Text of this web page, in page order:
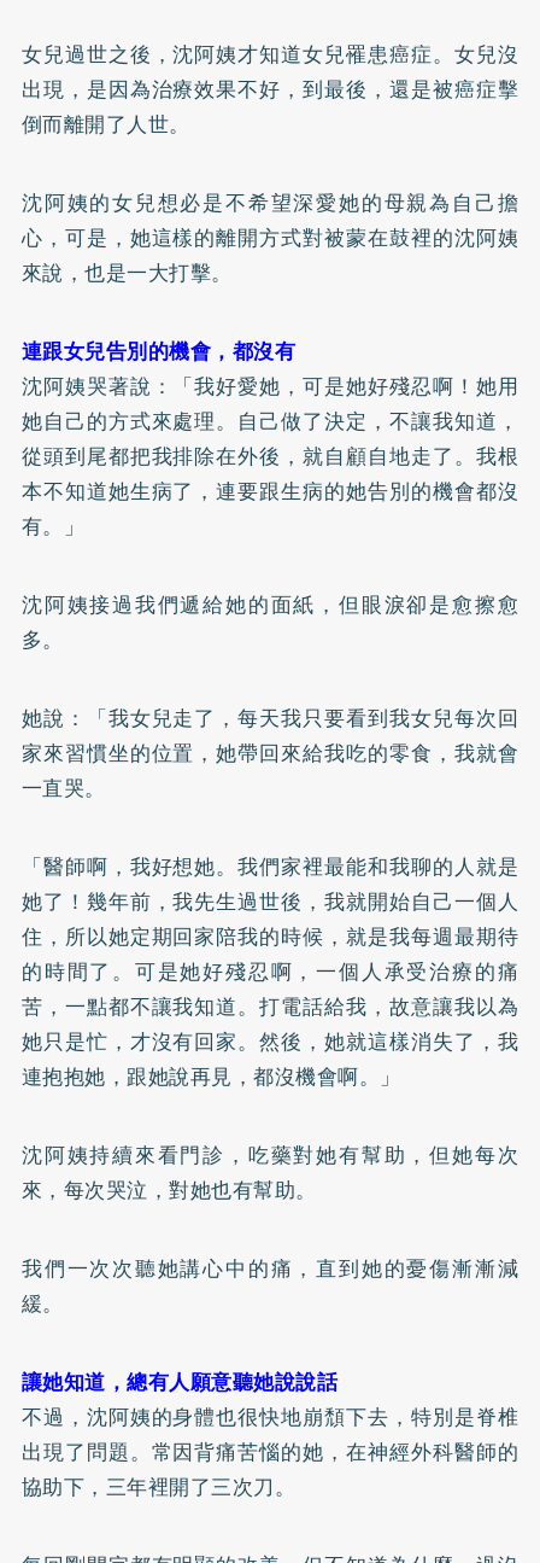
女兒過世之後，沈阿姨才知道女兒罹患癌症。女兒沒
出現，是因為治療效果不好，到最後，還是被癌症擊
倒而離開了人世。
沈阿姨的女兒想必是不希望深愛她的母親為自己擔
心，可是，她這樣的離開方式對被蒙在鼓裡的沈阿姨
來說，也是一大打擊。
連跟女兒告別的機會，都沒有
沈阿姨哭著說：「我好愛她，可是她好殘忍啊！她用
她自己的方式來處理。自己做了決定，不讓我知道，
從頭到尾都把我排除在外後，就自顧自地走了。我根
本不知道她生病了，連要跟生病的她告別的機會都沒
有。」
沈阿姨接過我們遞給她的面紙，但眼淚卻是愈擦愈
多。
她說：「我女兒走了，每天我只要看到我女兒每次回
家來習慣坐的位置，她帶回來給我吃的零食，我就會
一直哭。
「醫師啊，我好想她。我們家裡最能和我聊的人就是
她了！幾年前，我先生過世後，我就開始自己一個人
住，所以她定期回家陪我的時候，就是我每週最期待
的時間了。可是她好殘忍啊，一個人承受治療的痛
苦，一點都不讓我知道。打電話給我，故意讓我以為
她只是忙，才沒有回家。然後，她就這樣消失了，我
連抱抱她，跟她說再見，都沒機會啊。」
沈阿姨持續來看門診，吃藥對她有幫助，但她每次
來，每次哭泣，對她也有幫助。
我們一次次聽她講心中的痛，直到她的憂傷漸漸減
緩。
讓她知道，總有人願意聽她說說話
不過，沈阿姨的身體也很快地崩頹下去，特別是脊椎
出現了問題。常因背痛苦惱的她，在神經外科醫師的
協助下，三年裡開了三次刀。